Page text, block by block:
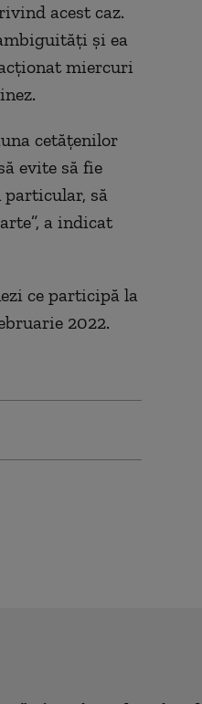
acest caz.
şi ea
miercuri
cetăţenilor
evite să fie
să
a indicat
ce participă la
2022.